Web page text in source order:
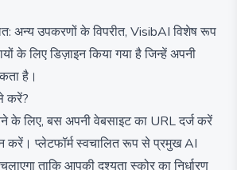
अन्य उपकरणों के विपरीत, VisibAI विशेष रूप
के लिए डिज़ाइन किया गया है जिन्हें अपनी
है।
करें?
के लिए, बस अपनी वेबसाइट का URL दर्ज करें
करें। प्लेटफॉर्म स्वचालित रूप से प्रमुख AI
ताकि आपकी दृश्यता स्कोर का निर्धारण